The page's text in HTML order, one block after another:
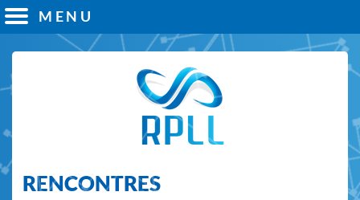
MENU
RENCONTRES